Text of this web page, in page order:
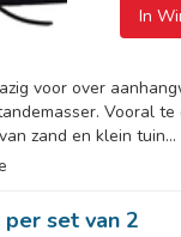
In
voor over
Vooral te
zand en klein tuin...
set van 2